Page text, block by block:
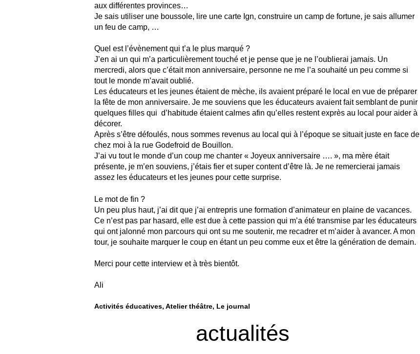
aux différentes provinces…
Je sais utiliser une boussole, lire une carte Ign, construire un camp de fortune, je sais allumer
un feu de camp, …
Quel est l’évènement qui t’a le plus marqué ?
J’en ai un qui m’a particulièrement touché et je pense que je ne l’oublierai jamais. Un
mercredi, alors que c’était mon anniversaire, personne ne me l’a souhaité un peu comme si
tout le monde m’avait oublié.
Les éducateurs et les jeunes étaient de mèche, ils avaient préparé le local en vue de préparer
la fête de mon anniversaire. Je me souviens que les éducateurs avaient fait semblant de punir
quelques filles qui d’habitude étaient calmes afin qu’elles restent exprès au local pour aider à
décorer.
Après s’être défoulés, nous sommes revenus au local qui à l’époque se situait juste en face de
chez moi à la rue Godefroid de Bouillon.
J’ai vu tout le monde d’un coup me chanter « Joyeux anniversaire …. », ma mère était
présente, je m’en souviens, j’étais fier et super content d’être là. Je ne remercierai jamais
assez les éducateurs et les jeunes pour cette surprise.
Le mot de fin ?
Un peu plus haut, j’ai dit que j’ai entrepris une formation d’animateur en plaine de vacances.
Ce n’est pas par hasard, elle est due à cette passion qui m’a été transmise par les éducateurs
qui ont jalonné mon parcours qui ont su me soutenir, me recadrer et m’aider à avancer. A mon
tour, je souhaite marquer le coup en étant un peu comme eux et être la génération de demain.
Merci pour cette interview et à très bientôt.
Ali
Activités éducatives Atelier théâtre Le journal
actualités